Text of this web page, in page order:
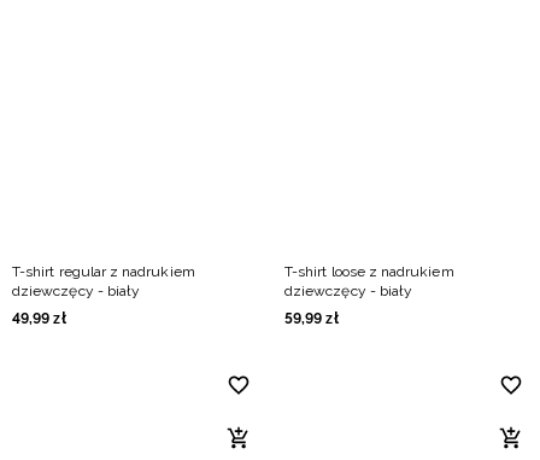
T-shirt regular z nadrukiem
dziewczęcy - biały
49,99 zł
T-shirt loose z nadrukiem
dziewczęcy - biały
59,99 zł